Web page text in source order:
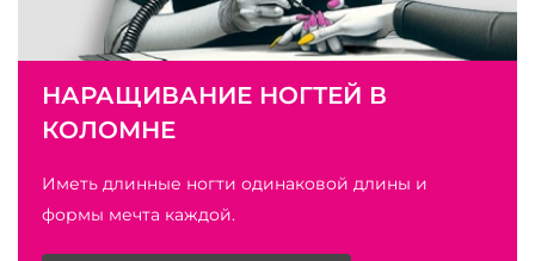
НАРАЩИВАНИЕ НОГТЕЙ В
КОЛОМНЕ
Иметь длинные ногти одинаковой длины и
формы мечта каждой.